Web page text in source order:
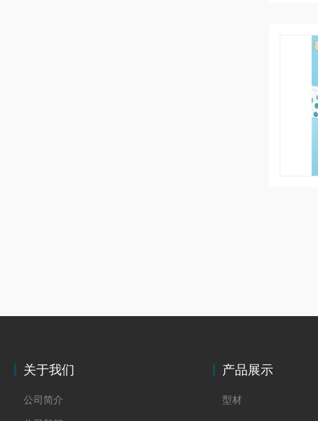
关于我们
公司简介
产品展示
型材